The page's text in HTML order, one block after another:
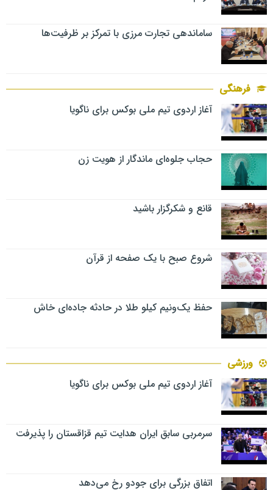
ساماندهی تجارت مرزی با تمرکز بر ظرفیت‌ها
فرهنگی
آغاز اردوی تیم ملی بوکس برای ناگویا
حجاب جلوه‌ای ماندگار از هویت زن
قانع و شکرگزار باشید
شروع صبح با یک صفحه از قرآن
حفظ یک‌ونیم کیلو طلا در حادثه جاده‌ای خاش
ورزشی
آغاز اردوی تیم ملی بوکس برای ناگویا
سرمربی سابق ایران هدایت تیم قزاقستان را پذیرفت
اتفاق بزرگی برای جودو رخ می‌دهد